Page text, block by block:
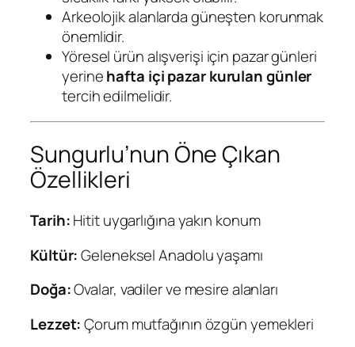
Arkeolojik alanlarda güneşten korunmak
önemlidir.
Yöresel ürün alışverişi için pazar günleri
yerinehafta içi pazar kurulan günler
tercih edilmelidir.
Sungurlu’nun Öne Çıkan
Özellikleri
Tarih:Hitit uygarlığına yakın konum
Kültür:Geleneksel Anadolu yaşamı
Doğa:Ovalar, vadiler ve mesire alanları
Lezzet:Çorum mutfağının özgün yemekleri